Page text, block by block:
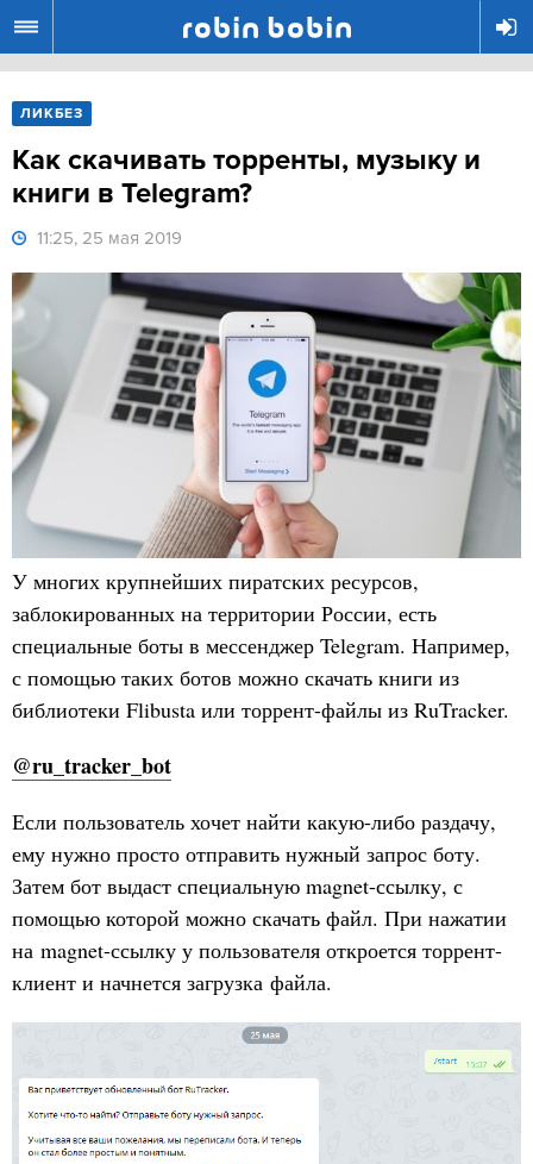
ЛИКБЕЗ
Как скачивать торренты, музыку и
книги в Telegram?
11:25, 25 мая 2019
У многих крупнейших пиратских ресурсов,
заблокированных на территории России, есть
специальные боты в мессенджер Telegram. Например,
с помощью таких ботов можно скачать книги из
библиотеки Flibusta или торрент-файлы из RuTracker.
@ru_tracker_bot
Если пользователь хочет найти какую-либо раздачу,
ему нужно просто отправить нужный запрос боту.
Затем бот выдаст специальную magnet-ссылку, с
помощью которой можно скачать файл. При нажатии
на magnet-ссылку у пользователя откроется торрент-
клиент и начнется загрузка файла.